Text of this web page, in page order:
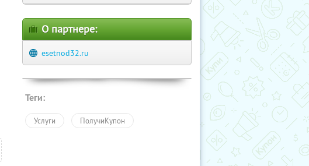
О партнере:
esetnod32.ru
Теги:
Услуги ПолучиКупон